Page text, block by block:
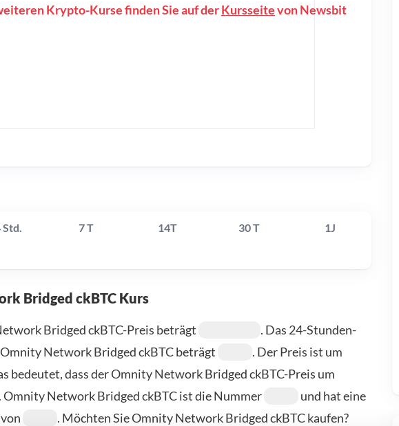
Krypto-Kurse finden Sie auf derKursseitevon Newsbit
Std. 7 T 14T 30 T 1J
Bridged ckBTC Kurs
Bridged ckBTC-Preis beträgt
. Das 24-Stunden-
Network Bridged ckBTC beträgt
. Der Preis ist um
bedeutet, dass der Omnity Network Bridged ckBTC-Preis um
Omnity Network Bridged ckBTC ist die Nummer
und hat eine
. Möchten Sie Omnity Network Bridged ckBTC kaufen?